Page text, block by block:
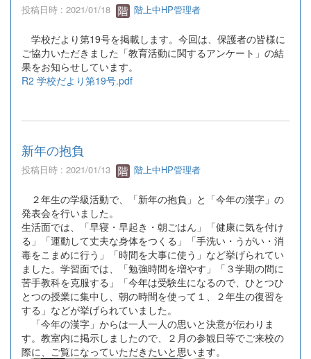
投稿日時 : 2021/01/18 階上中HP管理者
学校だより第19号を掲載します。今回は、保護者の皆様に
ご協力いただきました「教育活動に関するアンケート」の結
果をお知らせしています。
R2 学校だより第19号.pdf
新年の抱負
投稿日時 : 2021/01/13 階上中HP管理者
２年生の学級活動で、「新年の抱負」と「今年の漢字」の
発表会を行いました。
生活面では、「早寝・早起き・朝ごはん」「健康に気を付け
る」「運動して丈夫な身体をつくる」「手洗い・うがい・消
毒をこまめに行う」「時間を大事に使う」など挙げられてい
ました。学習面では、「勉強時間を増やす」「３学期の間に
苦手教科を克服する」「今年は受験生になるので、ひとつひ
とつの授業に集中し、朝の時間を使って１、２年生の復習を
する」などが挙げられていました。
「今年の漢字」からは一人一人の思いと決意が伝わりま
す。教室内に掲示しましたので、２月の参観日等でご来校の
際に、ご覧になっていただきたいと思います。